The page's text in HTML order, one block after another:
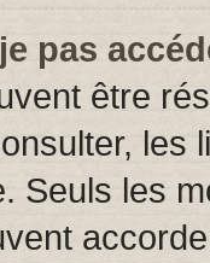
pas
être
les
Seuls les